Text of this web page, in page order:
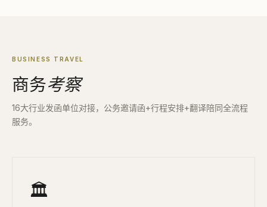
BUSINESS TRAVEL
商务考察
16大行业发函单位对接，公务邀请函+行程安排+翻译陪同全流程
服务。
🏛